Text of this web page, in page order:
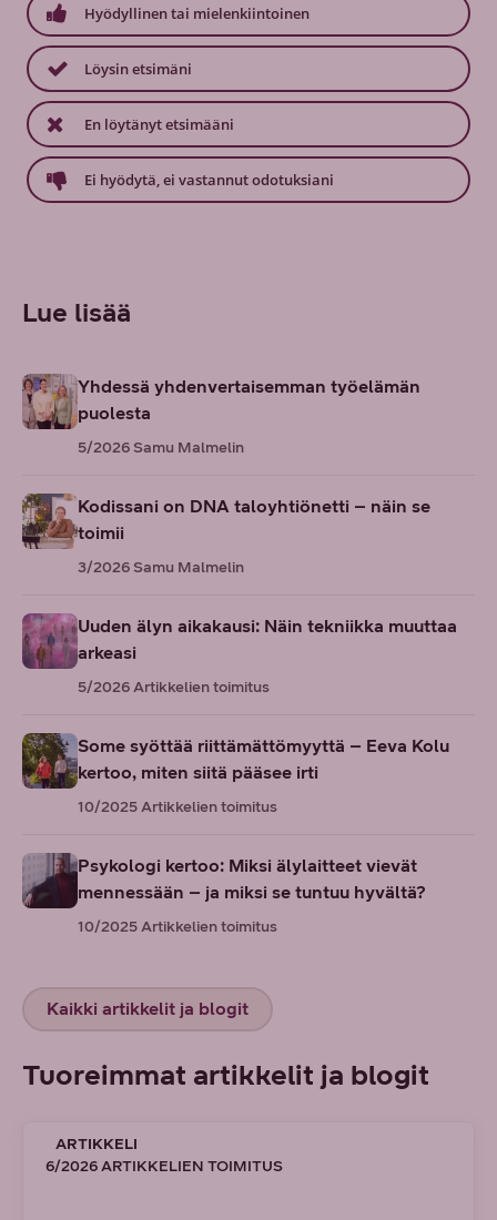
Hyödyllinen tai mielenkiintoinen
Löysin etsimäni
En löytänyt etsimääni
Ei hyödytä, ei vastannut odotuksiani
Lue lisää
Yhdessä yhdenvertaisemman työelämän
puolesta
5/2026Samu Malmelin
Kodissani on DNA taloyhtiönetti – näin se
toimii
3/2026Samu Malmelin
Uuden älyn aikakausi: Näin tekniikka muuttaa
arkeasi
5/2026Artikkelien toimitus
Some syöttää riittämättömyyttä – Eeva Kolu
kertoo, miten siitä pääsee irti
10/2025Artikkelien toimitus
Psykologi kertoo: Miksi älylaitteet vievät
mennessään – ja miksi se tuntuu hyvältä?
10/2025Artikkelien toimitus
Kaikki artikkelit ja blogit
Tuoreimmat artikkelit ja blogit
ARTIKKELI
6/2026 ARTIKKELIEN TOIMITUS